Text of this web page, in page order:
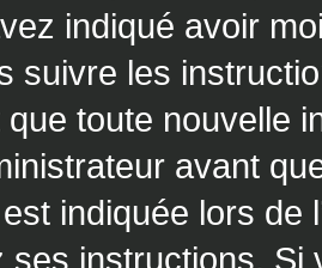
indiqué avoir
suivre les
toute nouvelle
avant
indiquée lors de
ses instructions. Si